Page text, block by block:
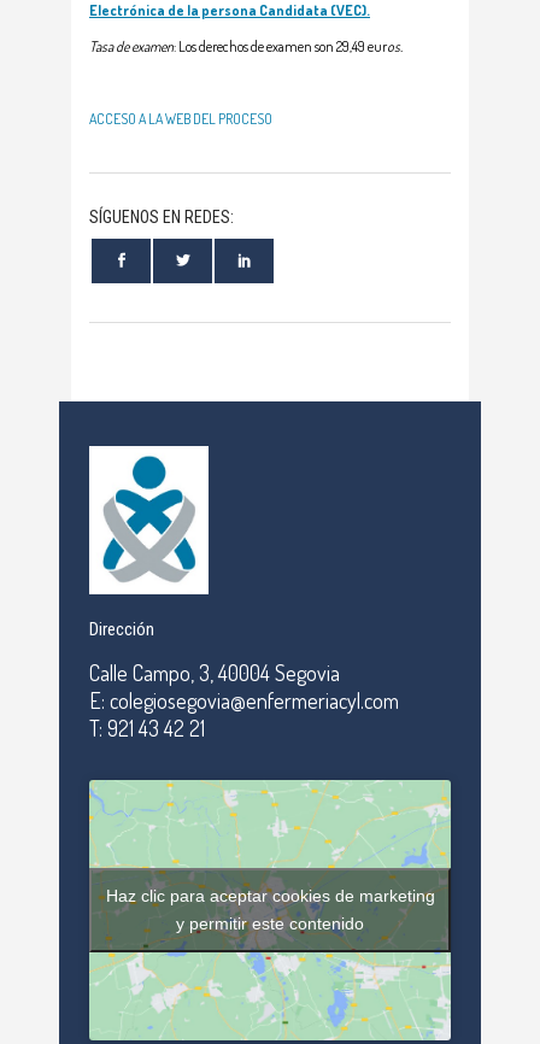
Electrónica de la persona Candidata (VEC).
Tasa de examen: Los derechos de examen son 29,49 euros.
ACCESO A LA WEB DEL PROCESO
SÍGUENOS EN REDES:
Dirección
Calle Campo, 3, 40004 Segovia
E: colegiosegovia@enfermeriacyl.com
T: 921 43 42 21
Haz clic para aceptar cookies de marketing
y permitir este contenido